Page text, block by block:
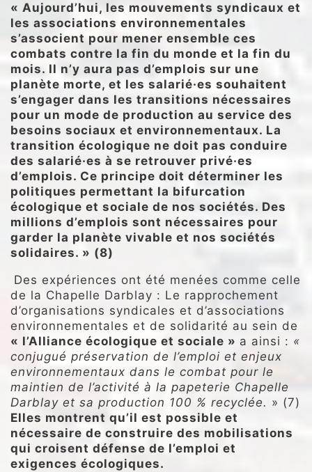
« Aujourd’hui, les mouvements syndicaux et
les associations environnementales
s’associent pour mener ensemble ces
combats contre la fin du monde et la fin du
mois. Il n’y aura pas d’emplois sur une
planète morte, et les salarié·es souhaitent
s’engager dans les transitions nécessaires
pour un mode de production au service des
besoins sociaux et environnementaux. La
transition écologique ne doit pas conduire
des salarié·es à se retrouver privé·es
d’emplois. Ce principe doit déterminer les
politiques permettant la bifurcation
écologique et sociale de nos sociétés. Des
millions d’emplois sont nécessaires pour
garder la planète vivable et nos sociétés
solidaires. » (8)
Des expériences ont été menées comme celle
de la Chapelle Darblay : Le rapprochement
d’organisations syndicales et d’associations
environnementales et de solidarité au sein de
« l’Alliance écologique et sociale » a ainsi : «
conjugué préservation de l’emploi et enjeux
environnementaux dans le combat pour le
maintien de l’activité à la papeterie Chapelle
Darblay et sa production 100 % recyclée. » (7)
Elles montrent qu’il est possible et
nécessaire de construire des mobilisations
qui croisent défense de l’emploi et
exigences écologiques.